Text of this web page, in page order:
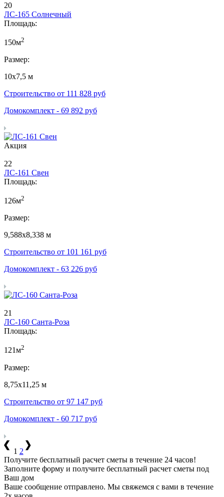
20
ЛС-165 Солнечный
Площадь:
150м2
Размер:
10х7,5 м
Строительство от 111 828 руб
Домокомплект - 69 892 руб
Акция
22
ЛС-161 Свен
Площадь:
126м2
Размер:
9,588х8,338 м
Строительство от 101 161 руб
Домокомплект - 63 226 руб
21
ЛС-160 Санта-Роза
Площадь:
121м2
Размер:
8,75х11,25 м
Строительство от 97 147 руб
Домокомплект - 60 717 руб
1 2
Получите бесплатный расчет сметы в течение 24 часов!
Заполните форму и получите бесплатный расчет сметы под
Ваш дом
Ваше сообщение отправлено. Мы свяжемся с вами в течение